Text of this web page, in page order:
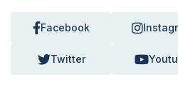
Facebook
Twitter